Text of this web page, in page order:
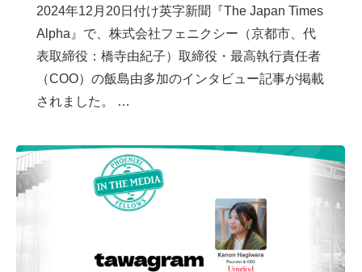
2024年12月20日付け英字新聞『The Japan Times
Alpha』で、株式会社フェニクシー（京都市、代
表取締役：橋寺由紀子）取締役・最高執行責任者
（COO）の飯島由多加のインタビュー記事が掲載
されました。 …